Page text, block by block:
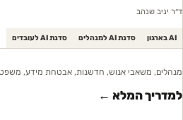
ד״ר יניב שנהב
AI בארגון סדנת AI למנהלים סדנת AI לעובדים
מנהלים, משאבי אנוש, חדשנות, אבטחת מידע, משפטי
למדריך המלא ←